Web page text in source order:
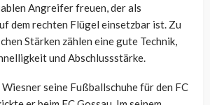
Angreifer freuen, der als
dem rechten Flügel einsetzbar ist. Zu
Stärken zählen eine gute Technik,
und Abschlussstärke.
seine Fußballschuhe für den FC